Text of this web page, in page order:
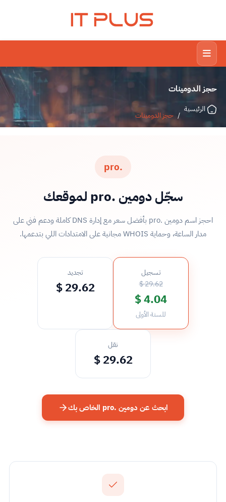
IT PLUS
حجز الدومينات
الرئيسية
/ حجز الدومينات
.pro
سجّل دومين .pro لموقعك
احجز اسم دومين .pro بأفضل سعر مع إدارة DNS كاملة ودعم فني على
مدار الساعة، وحماية WHOIS مجانية على الامتدادات اللي بتدعمها.
تسجيل
29.62 $
4.04 $
للسنة الأولى
تجديد
29.62 $
نقل
29.62 $
ابحث عن دومين .pro الخاص بك